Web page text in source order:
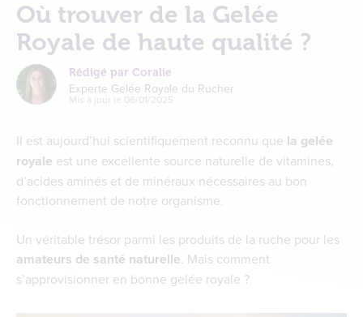
Où trouver de la Gelée
Royale de haute qualité ?
Rédigé par Coralie
Experte Gelée Royale du Rucher
Mis à jour le 06/01/2025
Il est aujourd’hui scientifiquement reconnu que la gelée
royale est une excellente source naturelle de vitamines,
d’acides aminés et de minéraux nécessaires au bon
fonctionnement de notre organisme.
Un véritable trésor parmi les produits de la ruche pour les
amateurs de santé naturelle. Mais comment
s’approvisionner en bonne gelée royale ?